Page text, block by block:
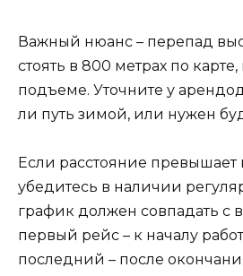
Важный нюанс – перепад
стоять в 800 метрах по
подъеме. Уточните у
ли путь зимой, или нужен
Если расстояние превышает
убедитесь в наличии
график должен совпадать с
первый рейс – к началу
последний – после